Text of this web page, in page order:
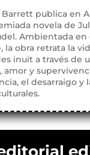
Barrett publica en
novela de
Ambientada en
la obra retrata la
inuit a través de
amor y
el desarraigo y